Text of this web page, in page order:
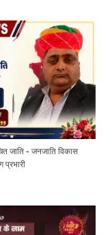
जाति - जनजाति विकास